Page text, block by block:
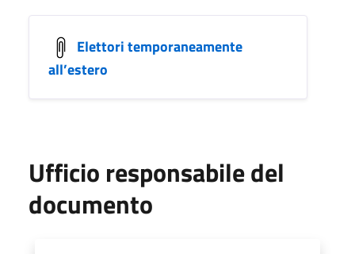
Elettori temporaneamente
all’estero
Ufficio responsabile del
documento